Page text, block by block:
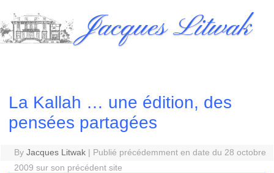
to
content
Jacques Litwak
La Kallah … une édition, des
pensées partagées
By Jacques Litwak | Publié précédemment en date du 28 octobre
2009 sur son précédent site